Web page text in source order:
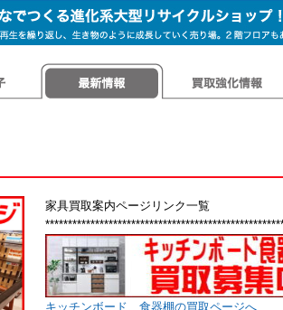
家具買取案内ページリンク一覧
キッチンボード、食器棚の買取ページへ